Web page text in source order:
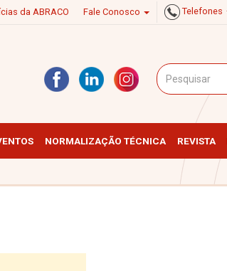
da ABRACO Fale Conosco Telefones
NORMALIZAÇÃO TÉCNICA REVISTA